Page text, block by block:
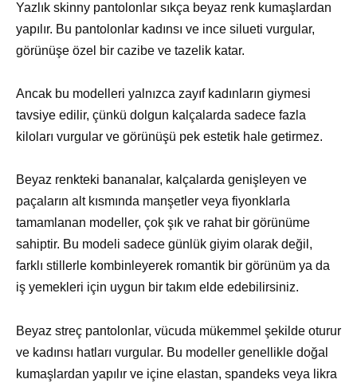
Yazlık skinny pantolonlar sıkça beyaz renk kumaşlardan
yapılır. Bu pantolonlar kadınsı ve ince silueti vurgular,
görünüşe özel bir cazibe ve tazelik katar.
Ancak bu modelleri yalnızca zayıf kadınların giymesi
tavsiye edilir, çünkü dolgun kalçalarda sadece fazla
kiloları vurgular ve görünüşü pek estetik hale getirmez.
Beyaz renkteki bananalar, kalçalarda genişleyen ve
paçaların alt kısmında manşetler veya fiyonklarla
tamamlanan modeller, çok şık ve rahat bir görünüme
sahiptir. Bu modeli sadece günlük giyim olarak değil,
farklı stillerle kombinleyerek romantik bir görünüm ya da
iş yemekleri için uygun bir takım elde edebilirsiniz.
Beyaz streç pantolonlar, vücuda mükemmel şekilde oturur
ve kadınsı hatları vurgular. Bu modeller genellikle doğal
kumaşlardan yapılır ve içine elastan, spandeks veya likra